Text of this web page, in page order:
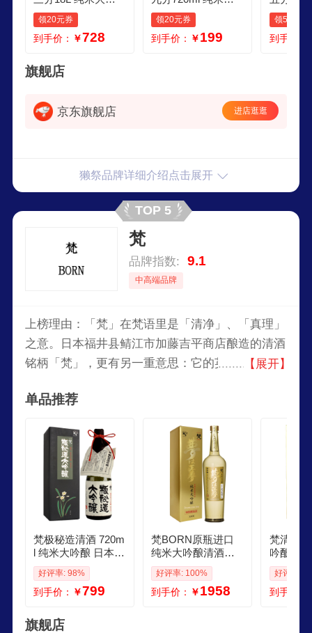
酿 日本清酒 原装进
口
领20元券
到手价： ￥728
吟酿 日本清酒 原装
进口
领20元券
到手价： ￥199
米大吟
原装进口
领5元券
到手价：
旗舰店
京东旗舰店 进店逛逛
獭祭品牌详细介绍点击展开
TOP 5
梵
品牌指数: 9.1
中高端品牌
上榜理由：「梵」在梵语里是「清净」、「真理」
之意。日本福井县鲭江市加藤吉平商店酿造的清酒
铭柄「梵」，更有另一重意思：它的英文名字为
1860年，而它最为人所知的事蹟，是登场作为
1928年昭和天皇即位的仪式用的酒，这是史上首次
有非京畿地区出产的地方清酒被用在登基大典上。
【展开】
单品推荐
梵极秘造清酒 720m
l 纯米大吟酿 日本进
口 辛口 日式佐
好评率: 98%
到手价： ￥799
梵BORN原瓶进口
纯米大吟酿清酒日
本酒 梵梦正梦35纯
米大吟酿 1000ml
好评率: 100%
到手价： ￥1958
梵清酒
吟酿清
洋酒 无
吟酿山
梦
好评率:
到手价：
旗舰店